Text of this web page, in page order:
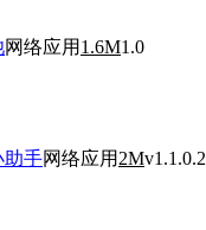
网络应用 1.6M1.0
助手网络应用 2Mv1.1.0.2